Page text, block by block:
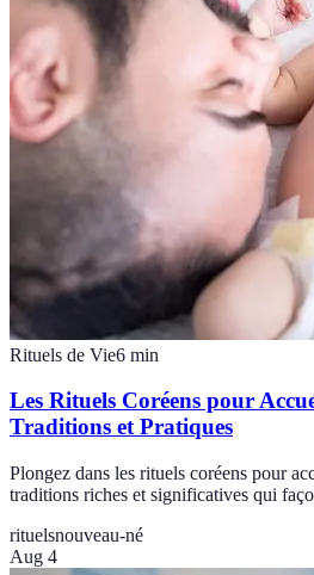
Rituels de Vie6 min
Les Rituels Coréens pour
Traditions et Pratiques
Plongez dans les rituels coréens pour
traditions riches et significatives qui
rituelsnouveau-né
Aug 4